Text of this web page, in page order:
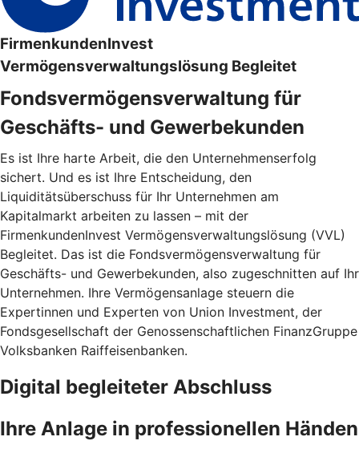
FirmenkundenInvest
Vermögensverwaltungslösung Begleitet
Fondsvermögensverwaltung für
Geschäfts- und Gewerbekunden
Es ist Ihre harte Arbeit, die den Unternehmenserfolg
sichert. Und es ist Ihre Entscheidung, den
Liquiditätsüberschuss für Ihr Unternehmen am
Kapitalmarkt arbeiten zu lassen – mit der
FirmenkundenInvest Vermögensverwaltungslösung (VVL)
Begleitet. Das ist die Fondsvermögensverwaltung für
Geschäfts- und Gewerbekunden, also zugeschnitten auf Ihr
Unternehmen. Ihre Vermögensanlage steuern die
Expertinnen und Experten von Union Investment, der
Fondsgesellschaft der Genossenschaftlichen FinanzGruppe
Volksbanken Raiffeisenbanken.
Digital begleiteter Abschluss
Ihre Anlage in professionellen Händen